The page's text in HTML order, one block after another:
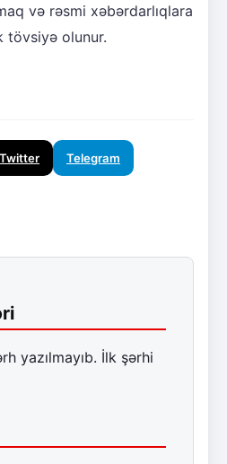
və rəsmi xəbərdarlıqlara
tövsiyə olunur.
Twitter Telegram
yazılmayıb. İlk şərhi